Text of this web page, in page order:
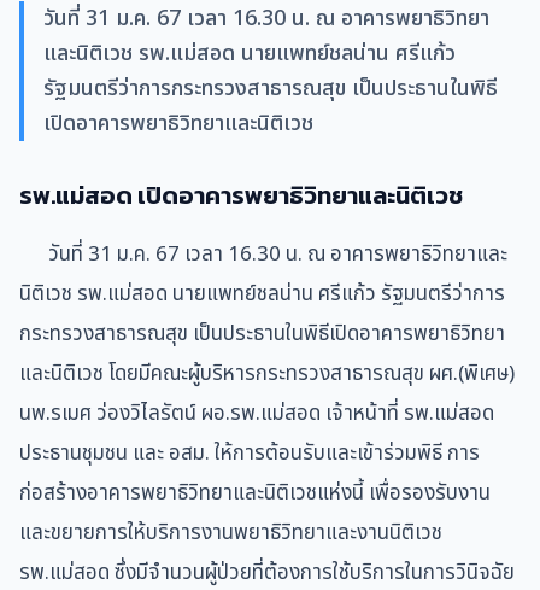
วันที่ 31 ม.ค. 67 เวลา 16.30 น. ณ อาคารพยาธิวิทยา
และนิติเวช รพ.แม่สอด นายแพทย์ชลน่าน ศรีแก้ว
รัฐมนตรีว่าการกระทรวงสาธารณสุข เป็นประธานในพิธี
เปิดอาคารพยาธิวิทยาและนิติเวช
รพ.แม่สอด เปิดอาคารพยาธิวิทยาและนิติเวช
วันที่ 31 ม.ค. 67 เวลา 16.30 น. ณ อาคารพยาธิวิทยาและ
นิติเวช รพ.แม่สอด นายแพทย์ชลน่าน ศรีแก้ว รัฐมนตรีว่าการ
กระทรวงสาธารณสุข เป็นประธานในพิธีเปิดอาคารพยาธิวิทยา
และนิติเวช โดยมีคณะผู้บริหารกระทรวงสาธารณสุข ผศ.(พิเศษ)
นพ.รเมศ ว่องวิไลรัตน์ ผอ.รพ.แม่สอด เจ้าหน้าที่ รพ.แม่สอด
ประธานชุมชน และ อสม. ให้การต้อนรับและเข้าร่วมพิธี การ
ก่อสร้างอาคารพยาธิวิทยาและนิติเวชแห่งนี้ เพื่อรองรับงาน
และขยายการให้บริการงานพยาธิวิทยาและงานนิติเวช
รพ.แม่สอด ซึ่งมีจำนวนผู้ป่วยที่ต้องการใช้บริการในการวินิจฉัย